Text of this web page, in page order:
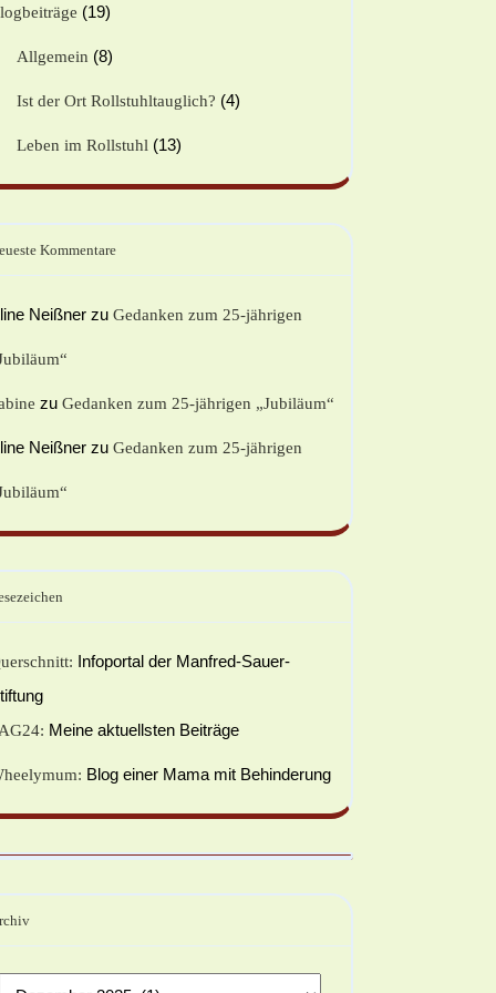
(19)
Allgemein (8)
Ist der Ort Rollstuhltauglich? (4)
Leben im Rollstuhl (13)
Kommentare
Neißner zu Gedanken zum 25-jährigen
zu Gedanken zum 25-jährigen „Jubiläum“
Neißner zu Gedanken zum 25-jährigen
Infoportal der Manfred-Sauer-
Meine aktuellsten Beiträge
Blog einer Mama mit Behinderung